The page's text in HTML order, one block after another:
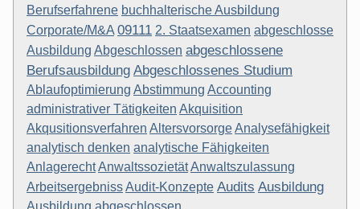
Berufserfahrene buchhalterische Ausbildung
Corporate/M&A 09111 2. Staatsexamen abgeschlosse
Ausbildung Abgeschlossen abgeschlossene
Berufsausbildung Abgeschlossenes Studium
Ablaufoptimierung Abstimmung Accounting
administrativer Tätigkeiten Akquisition
Akqusitionsverfahren AltersvorsorgeAnalysefähigkeit
analytisch denken analytische Fähigkeiten
AnlagerechtAnwaltssozietätAnwaltszulassung
ArbeitsergebnissAudit-Konzepte Audits Ausbildung
Ausbildung abgeschlossen